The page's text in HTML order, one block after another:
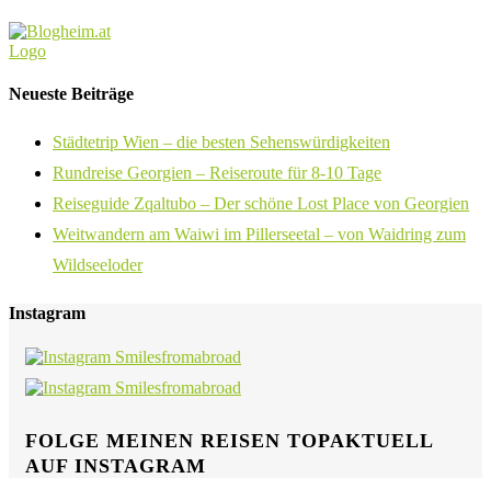
Neueste Beiträge
Städtetrip Wien – die besten Sehenswürdigkeiten
Rundreise Georgien – Reiseroute für 8-10 Tage
Reiseguide Zqaltubo – Der schöne Lost Place von Georgien
Weitwandern am Waiwi im Pillerseetal – von Waidring zum
Wildseeloder
Instagram
FOLGE MEINEN REISEN TOPAKTUELL
AUF INSTAGRAM